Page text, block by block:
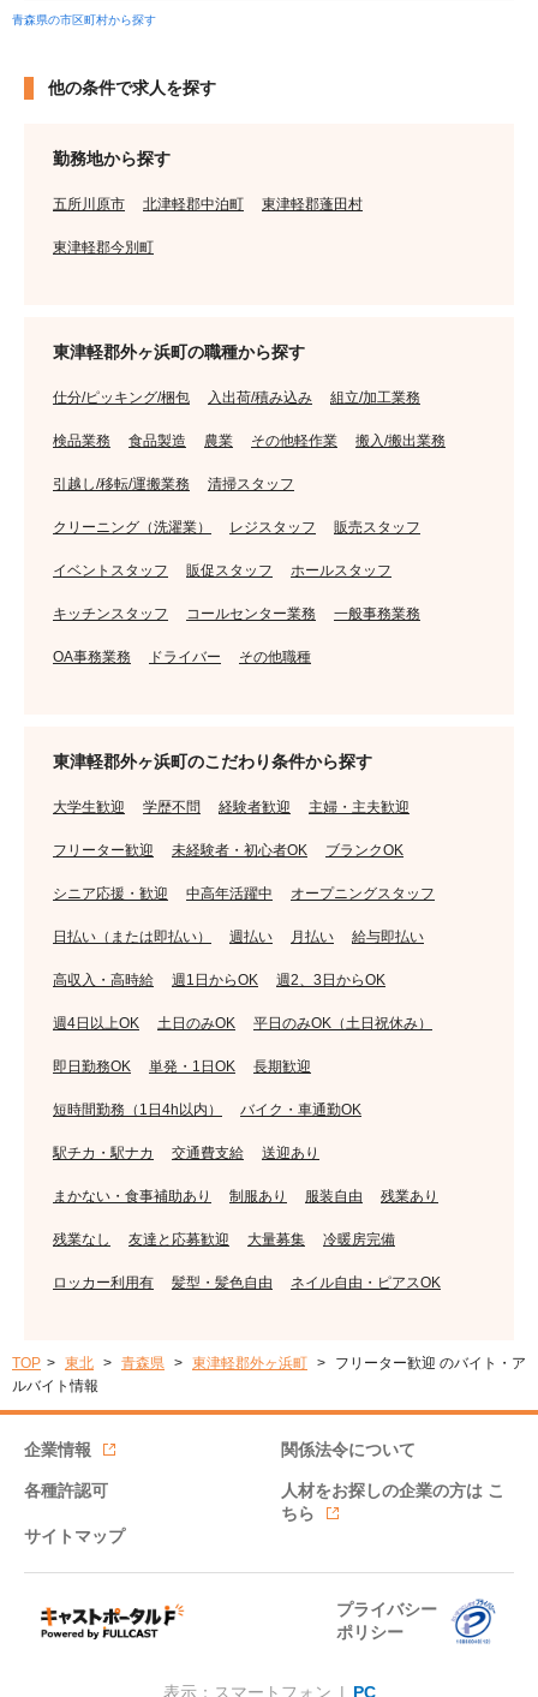
青森県の市区町村から探す
他の条件で求人を探す
勤務地から探す
五所川原市 北津軽郡中泊町 東津軽郡蓬田村
東津軽郡今別町
東津軽郡外ヶ浜町の職種から探す
仕分/ピッキング/梱包 入出荷/積み込み 組立/加工業務
検品業務 食品製造 農業 その他軽作業 搬入/搬出業務
引越し/移転/運搬業務 清掃スタッフ
クリーニング（洗濯業） レジスタッフ 販売スタッフ
イベントスタッフ 販促スタッフ ホールスタッフ
キッチンスタッフ コールセンター業務 一般事務業務
OA事務業務 ドライバー その他職種
東津軽郡外ヶ浜町のこだわり条件から探す
大学生歓迎 学歴不問 経験者歓迎 主婦・主夫歓迎
フリーター歓迎 未経験者・初心者OK ブランクOK
シニア応援・歓迎 中高年活躍中 オープニングスタッフ
日払い（または即払い） 週払い 月払い 給与即払い
高収入・高時給 週1日からOK 週2、3日からOK
週4日以上OK 土日のみOK 平日のみOK（土日祝休み）
即日勤務OK 単発・1日OK 長期歓迎
短時間勤務（1日4h以内） バイク・車通勤OK
駅チカ・駅ナカ 交通費支給 送迎あり
まかない・食事補助あり 制服あり 服装自由 残業あり
残業なし 友達と応募歓迎 大量募集 冷暖房完備
ロッカー利用有 髪型・髪色自由 ネイル自由・ピアスOK
TOP 東北 青森県 東津軽郡外ヶ浜町
フリーター歓迎 のバイト・ア
ルバイト情報
企業情報 関係法令について
各種許認可 人材をお探しの企業の方は こ
ちら
サイトマップ
プライバシー
ポリシー
表示：スマートフォン | PC